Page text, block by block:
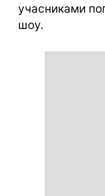
учасниками
шоу.